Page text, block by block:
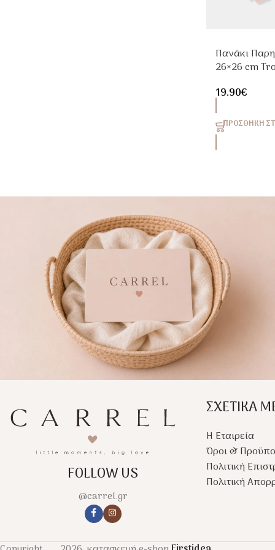
Πανάκι
26×26 cm
19.90€
ΠΡΟΣΘΉΚΗ
FOLLOW US
@carrel.gr
ΣΧΕΤΙΚΑ
Η Εταιρεία
Όροι &
Πολιτική
Πολιτική